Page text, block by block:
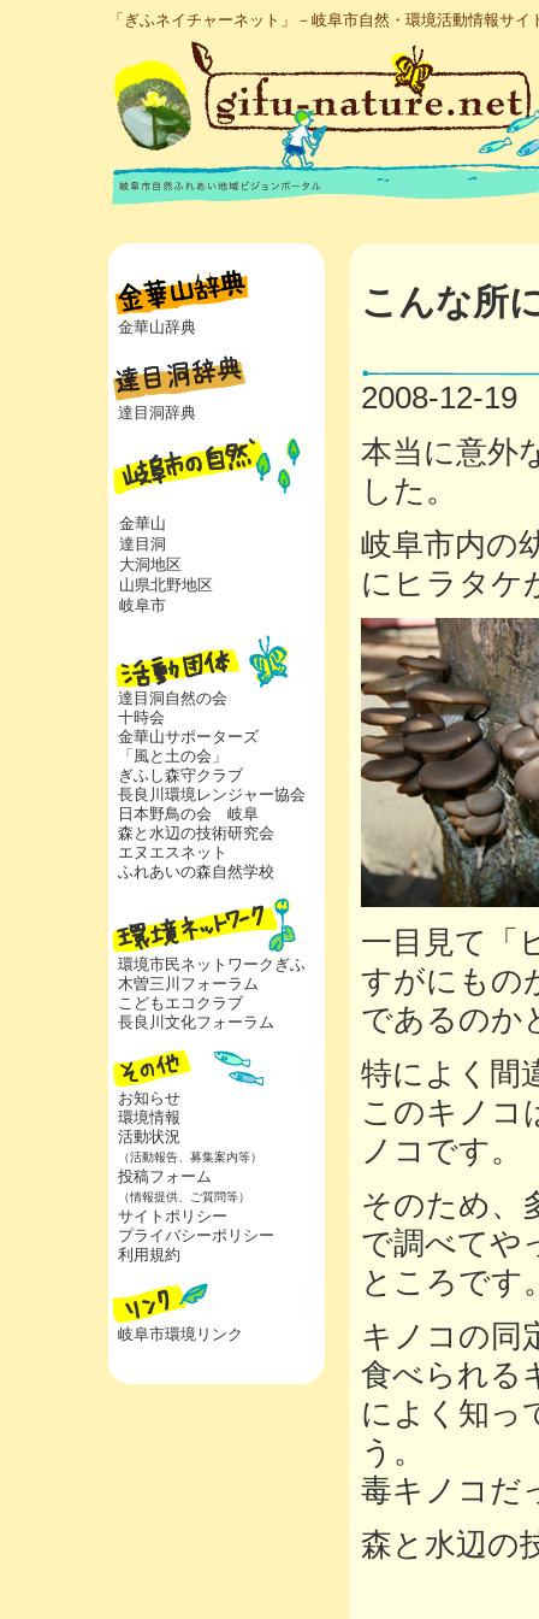
「ぎふネイチャーネット」－岐阜市自然・環境活動情報サイ
金華山辞典
達目洞辞典
金華山
達目洞
大洞地区
山県北野地区
岐阜市
達目洞自然の会
十時会
金華山サポーターズ
「風と土の会」
ぎふし森守クラブ
長良川環境レンジャー協会
日本野鳥の会 岐阜
森と水辺の技術研究会
エヌエスネット
ふれあいの森自然学校
環境市民ネットワークぎふ
木曽三川フォーラム
こどもエコクラブ
長良川文化フォーラム
お知らせ
環境情報
活動状況
（活動報告、募集案内等）
投稿フォーム
（情報提供、ご質問等）
サイトポリシー
プライバシーポリシー
利用規約
岐阜市環境リンク
こんな所
2008-12-19
本当に意外
した。
岐阜市内の
にヒラタケ
一目見て「
すがにもの
であるのか
特によく間
このキノコ
ノコです。
そのため、
で調べてや
ところです
キノコの同
食べられる
によく知っ
う。
毒キノコだ
森と水辺の